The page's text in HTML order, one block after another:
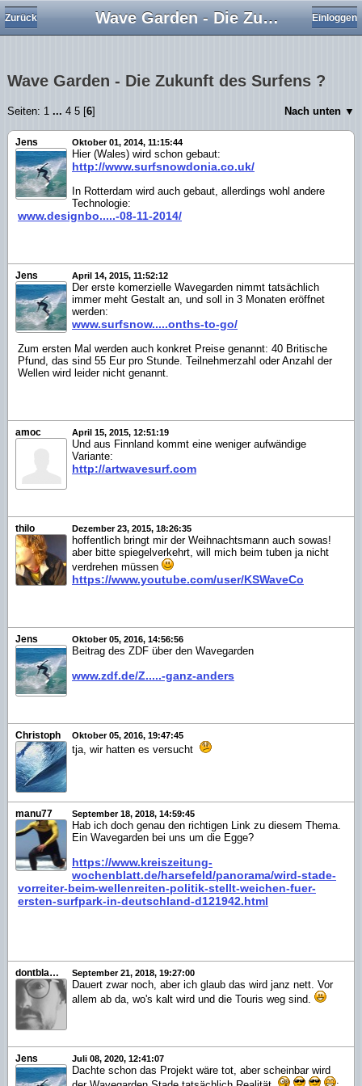
Wave Garden - Die Zukunft des Surfens ?
Zurück Einloggen
Wave Garden - Die Zukunft des Surfens ?
Seiten: 1 ... 4 5 [6] Nach unten ▼
Jens Oktober 01, 2014, 11:15:44
Hier (Wales) wird schon gebaut:
http://www.surfsnowdonia.co.uk/
In Rotterdam wird auch gebaut, allerdings wohl andere
Technologie:
www.designbo.....-08-11-2014/
Jens April 14, 2015, 11:52:12
Der erste komerzielle Wavegarden nimmt tatsächlich
immer meht Gestalt an, und soll in 3 Monaten eröffnet
werden:
www.surfsnow.....onths-to-go/
Zum ersten Mal werden auch konkret Preise genannt: 40 Britische
Pfund, das sind 55 Eur pro Stunde. Teilnehmerzahl oder Anzahl der
Wellen wird leider nicht genannt.
amoc April 15, 2015, 12:51:19
Und aus Finnland kommt eine weniger aufwändige
Variante:
http://artwavesurf.com
thilo Dezember 23, 2015, 18:26:35
hoffentlich bringt mir der Weihnachtsmann auch sowas!
aber bitte spiegelverkehrt, will mich beim tuben ja nicht
verdrehen müssen
https://www.youtube.com/user/KSWaveCo
Jens Oktober 05, 2016, 14:56:56
Beitrag des ZDF über den Wavegarden
www.zdf.de/Z.....-ganz-anders
Christoph Oktober 05, 2016, 19:47:45
tja, wir hatten es versucht
manu77 September 18, 2018, 14:59:45
Hab ich doch genau den richtigen Link zu diesem Thema.
Ein Wavegarden bei uns um die Egge?
https://www.kreiszeitung-
wochenblatt.de/harsefeld/panorama/wird-stade-
vorreiter-beim-wellenreiten-politik-stellt-weichen-fuer-
ersten-surfpark-in-deutschland-d121942.html
dontblameme September 21, 2018, 19:27:00
Dauert zwar noch, aber ich glaub das wird janz nett. Vor
allem ab da, wo's kalt wird und die Touris weg sind.
Jens Juli 08, 2020, 12:41:07
Dachte schon das Projekt wäre tot, aber scheinbar wird